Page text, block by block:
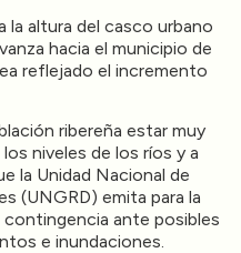
la altura del casco urbano
hacia el municipio de
reflejado el incremento
ribereña estar muy
niveles de los ríos y a
la Unidad Nacional de
(UNGRD) emita para la
ante posibles
e inundaciones.